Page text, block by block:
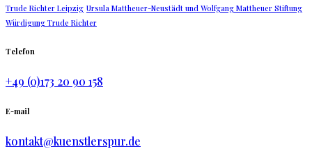
Trude Richter Leipzig Ursula Mattheuer-Neustädt und Wolfgang Mattheuer Stiftung
Würdigung Trude Richter
Telefon
+49 (0)173 20 90 158
E-mail
kontakt@kuenstlerspur.de